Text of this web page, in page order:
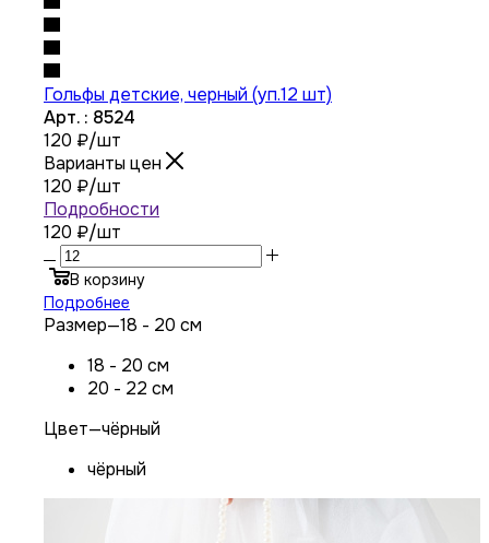
Гольфы детские, черный (уп.12 шт)
Арт. : 8524
120 ₽/шт
Варианты цен
120 ₽/шт
Подробности
120 ₽/шт
В корзину
Подробнее
Размер—18 - 20 см
18 - 20 см
20 - 22 см
Цвет—чёрный
чёрный